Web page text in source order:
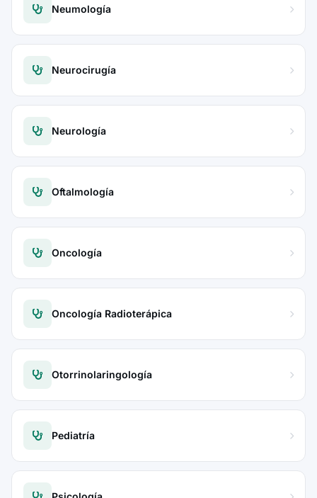
Neumología
Neurocirugía
Neurología
Oftalmología
Oncología
Oncología Radioterápica
Otorrinolaringología
Pediatría